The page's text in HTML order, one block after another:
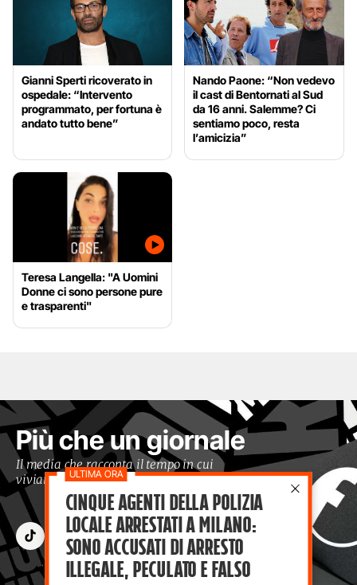
Gianni Sperti ricoverato in
ospedale: “Intervento
programmato, per fortuna è
andato tutto bene”
Nando Paone: “Non vedevo
il cast di Bentornati al Sud
da 16 anni. Salemme? Ci
sentiamo poco, resta
l’amicizia”
Teresa Langella: "A Uomini
Donne ci sono persone pure
e trasparenti"
Più che un giornale
Il media che racconta il tempo in cui
viviamo con occhi moderni
Cinque agenti della polizia
locale arrestati a Milano:
sono accusati di arresto
illegale, peculato e falso